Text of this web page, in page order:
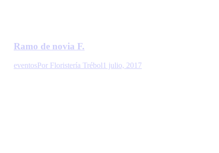
Ramo de novia F.
eventosPor Floristería Trébol1 julio, 2017